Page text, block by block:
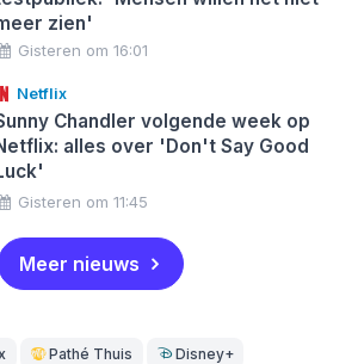
zien'
Gisteren om 16:01
Netflix
Chandler volgende week op
alles over 'Don't Say Good
Gisteren om 11:45
Meer nieuws
Pathé Thuis Disney+